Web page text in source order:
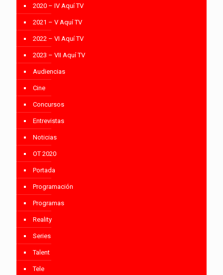
2020 – IV Aquí TV
2021 – V Aquí TV
2022 – VI Aquí TV
2023 – VII Aquí TV
Audiencias
Cine
Concursos
Entrevistas
Noticias
OT 2020
Portada
Programación
Programas
Reality
Series
Talent
Tele